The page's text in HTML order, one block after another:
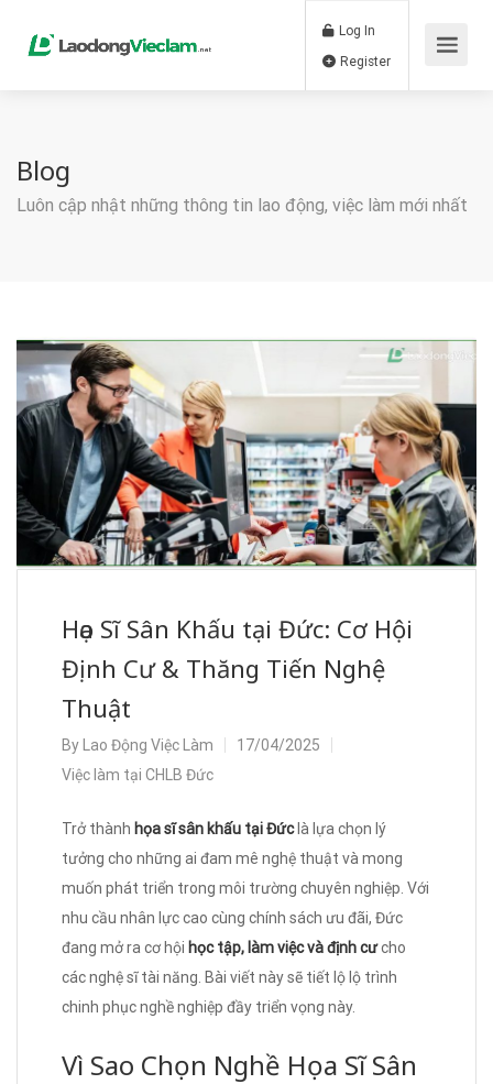
Log In
Blog
Luôn cập nhật những thông tin lao động, việc làm mới nhất
Họa Sĩ Sân Khấu tại Đức: Cơ Hội
Định Cư & Thăng Tiến Nghệ
Thuật
By Lao Động Việc Làm
17/04/2025
Việc làm tại CHLB Đức
Trở thành họa sĩ sân khấu tại Đứclà lựa chọn lý
tưởng cho những ai đam mê nghệ thuật và mong
muốn phát triển trong môi trường chuyên nghiệp. Với
nhu cầu nhân lực cao cùng chính sách ưu đãi, Đức
đang mở ra cơ hội học tập, làm việc và định cưcho
các nghệ sĩ tài năng. Bài viết này sẽ tiết lộ lộ trình
chinh phục nghề nghiệp đầy triển vọng này.
Vì Sao Chọn Nghề Họa Sĩ Sân